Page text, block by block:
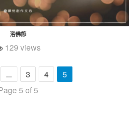
浴佛節
129 views
... 3 4
5
5 of 5